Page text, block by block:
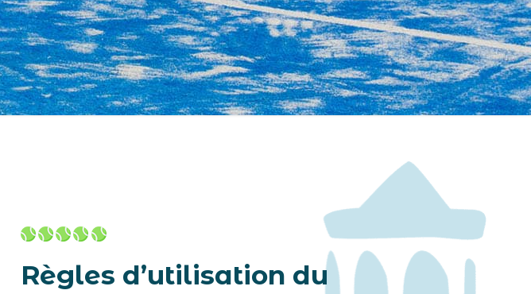
Règles d’utilisation du